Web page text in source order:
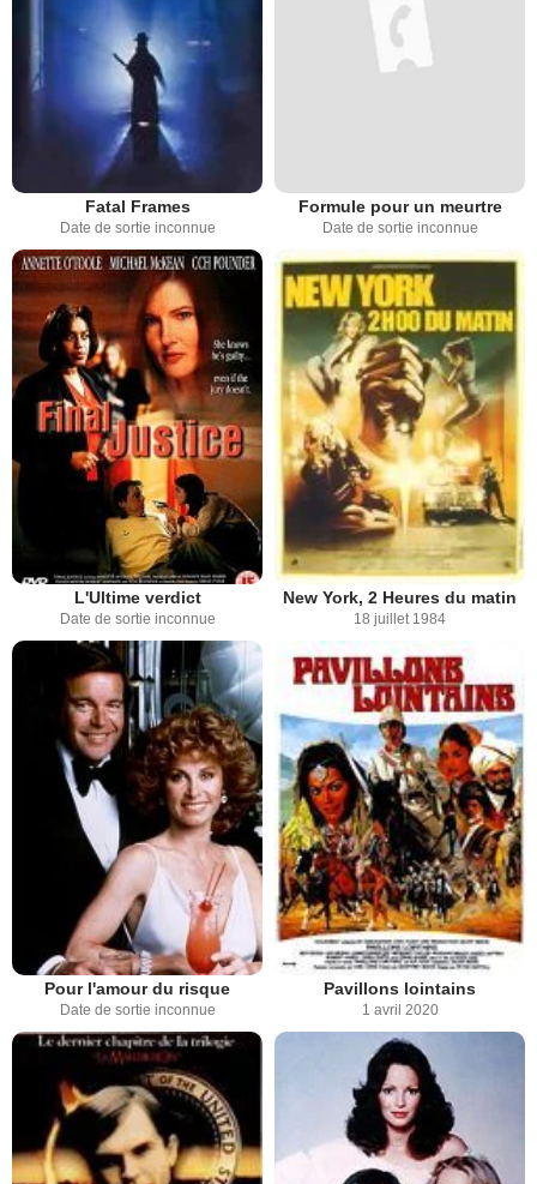
Fatal Frames
Date de sortie inconnue
Formule pour un meurtre
Date de sortie inconnue
L'Ultime verdict
Date de sortie inconnue
New York, 2 Heures du matin
18 juillet 1984
Pour l'amour du risque
Date de sortie inconnue
Pavillons lointains
1 avril 2020